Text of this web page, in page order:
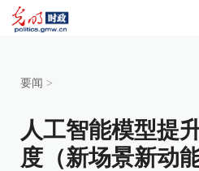
要闻 >
人工智能模型提
度（新场景新动能